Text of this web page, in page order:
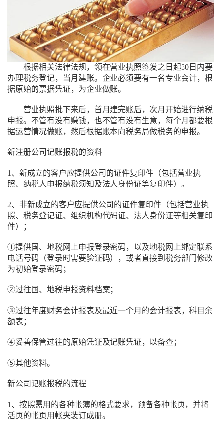
根据相关法律法规，领在营业执照签发之日起30日内要
办理税务登记，当月建账。企业必须要有一名专业会计，根
据原始的票据凭证，为企业做账。
营业执照批下来后，首月建完账后，次月开始进行纳税
申报。不管有没有赚钱，也不管有没有生意，每个月都要根
据运营情况做账，然后根据账本向税务局做税务的申报。
新注册公司记账报税的资料
1、新成立的客户应提供公司的证件复印件（包括营业执
照、纳税人申报纳税须知及法人身份证等复印件）。
2、非新成立的客户应提供公司的证件复印件（包括营业执
照、税务登记证、组织机构代码证、法人身份证等相关复印
件）；
①提供国、地税网上申报登录密码，以及地税网上绑定联系
电话号码（登录时需要验证码），或者直接到税务部门修改
为初始登录密码；
②过往国、地税申报资料档案；
③过往年度财务会计报表及最近一个月的会计报表，科目余
额表；
④妥善保管过往的原始凭证及记账凭证，以备查；
⑤其他资料。
新公司记账报税的流程
1、按照需用的各种帐簿的格式要求，预备各种帐页，并将
活页的帐页用帐夹装订成册。